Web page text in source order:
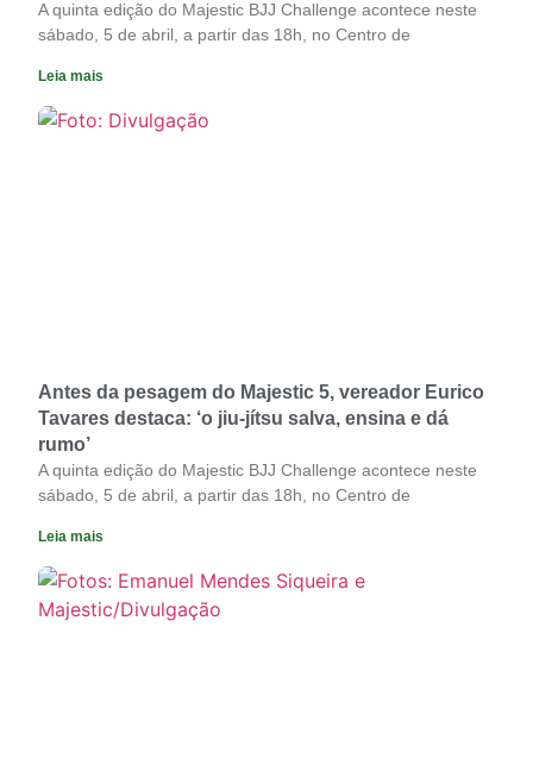
A quinta edição do Majestic BJJ Challenge acontece neste
sábado, 5 de abril, a partir das 18h, no Centro de
Leia mais
Antes da pesagem do Majestic 5, vereador Eurico
Tavares destaca: ‘o jiu-jítsu salva, ensina e dá
rumo’
A quinta edição do Majestic BJJ Challenge acontece neste
sábado, 5 de abril, a partir das 18h, no Centro de
Leia mais